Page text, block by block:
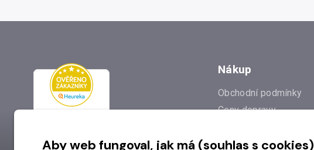
Nákup
Obchodní podmínky
Ceny dopravy
Prodejna
Aby web fungoval, jak má (souhlas s cookies)